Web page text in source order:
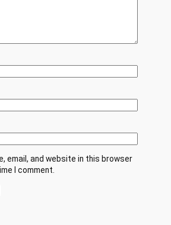
email, and website in this browser
I comment.